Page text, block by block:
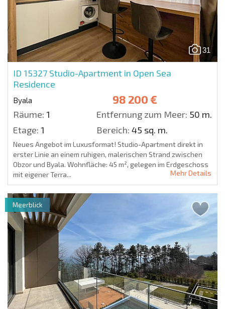
31
ID 15327 Studio-Apartment in Open Sea
Residence
Byala 98 200 €
Räume: 1 Entfernung zum Meer: 50 m.
Etage: 1 Bereich: 45 sq. m.
Neues Angebot im Luxusformat! Studio-Apartment direkt in
erster Linie an einem ruhigen, malerischen Strand zwischen
Obzor und Byala. Wohnfläche: 45 m², gelegen im Erdgeschoss
mit eigener Terra...
Mehr Details
Meerblick